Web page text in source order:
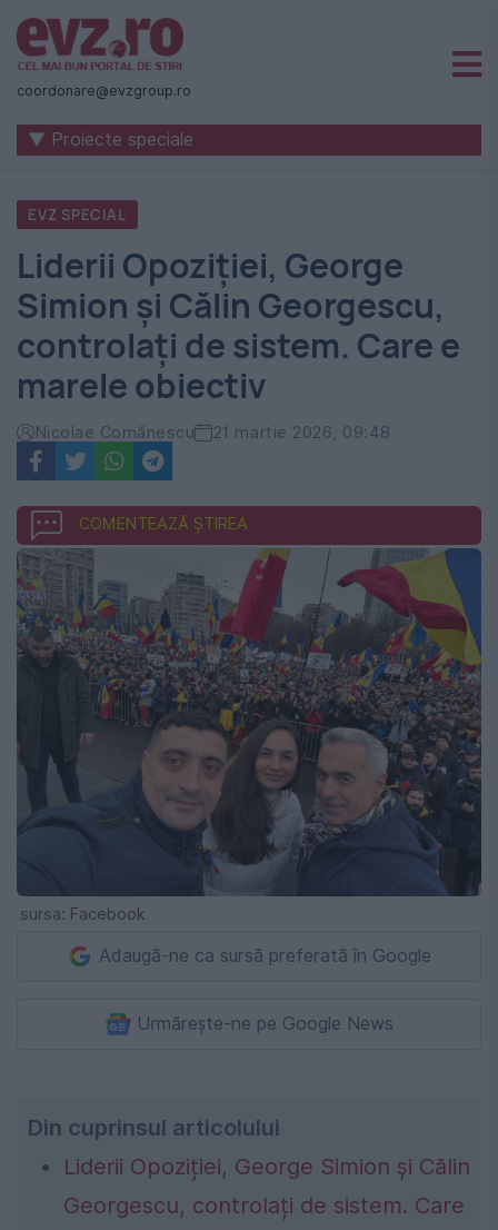
Știri
naționale
internaționale
România
-
Evenimentul
Zilei
coordonare@evzgroup.ro
▼ Proiecte speciale
EVZ SPECIAL
Liderii Opoziției, George
Simion și Călin Georgescu,
controlați de sistem. Care e
marele obiectiv
Nicolae Comănescu 21 martie 2026, 09:48
COMENTEAZĂ ȘTIREA
sursa: Facebook
Adaugă-ne ca sursă preferată în Google
Urmărește-ne pe Google News
Din cuprinsul articolului
Liderii Opoziției, George Simion și Călin
Georgescu, controlați de sistem. Care